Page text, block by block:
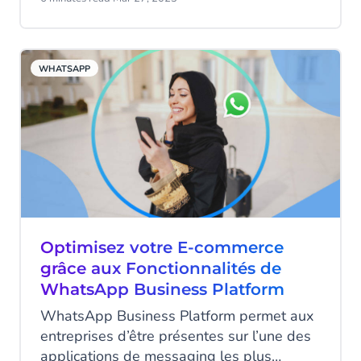
qui ne leur donne pas réellement le
sentiment de s’intéresser à eux ?
WHATSAPP
Optimisez votre E-commerce
grâce aux Fonctionnalités de
WhatsApp Business Platform
WhatsApp Business Platform permet aux
entreprises d’être présentes sur l’une des
applications de messaging les plus